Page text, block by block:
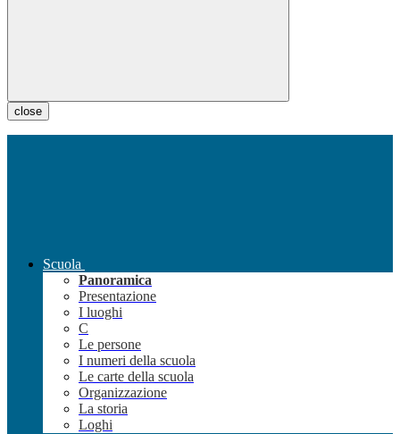
close
Scuola
Panoramica
Presentazione
I luoghi
C
Le persone
I numeri della scuola
Le carte della scuola
Organizzazione
La storia
Loghi